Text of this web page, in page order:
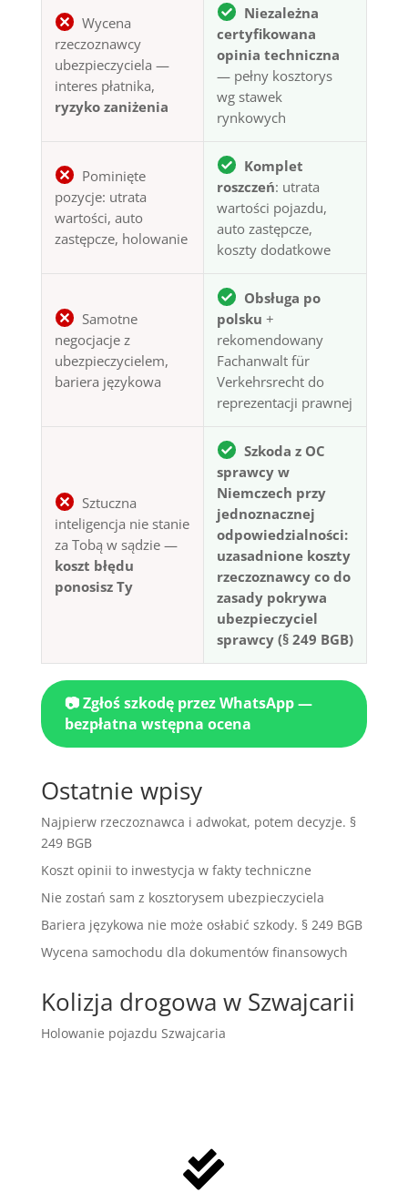
Wycena
rzeczoznawcy
ubezpieczyciela —
interes płatnika,
ryzyko zaniżenia
Niezależna
certyfikowana
opinia techniczna
— pełny kosztorys
wg stawek
rynkowych
Pominięte
pozycje: utrata
wartości, auto
zastępcze, holowanie
Komplet
roszczeń: utrata
wartości pojazdu,
auto zastępcze,
koszty dodatkowe
Samotne
negocjacje z
ubezpieczycielem,
bariera językowa
Obsługa po
polsku +
rekomendowany
Fachanwalt für
Verkehrsrecht do
reprezentacji prawnej
Sztuczna
inteligencja nie stanie
za Tobą w sądzie —
koszt błędu
ponosisz Ty
Szkoda z OC
sprawcy w
Niemczech przy
jednoznacznej
odpowiedzialności:
uzasadnione koszty
rzeczoznawcy co do
zasady pokrywa
ubezpieczyciel
sprawcy (§ 249 BGB)
📷 Zgłoś szkodę przez WhatsApp —
bezpłatna wstępna ocena
Ostatnie wpisy
Najpierw rzeczoznawca i adwokat, potem decyzje. §
249 BGB
Koszt opinii to inwestycja w fakty techniczne
Nie zostań sam z kosztorysem ubezpieczyciela
Bariera językowa nie może osłabić szkody. § 249 BGB
Wycena samochodu dla dokumentów finansowych
Kolizja drogowa w Szwajcarii
Holowanie pojazdu Szwajcaria
